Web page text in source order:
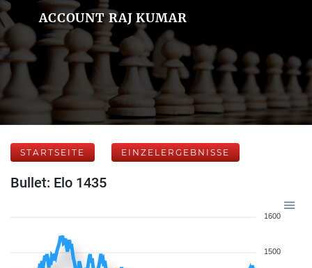
ACCOUNT RAJ KUMAR
STARTSEITE EINZELERGEBNISSE
Bullet: Elo 1435
1600
1500